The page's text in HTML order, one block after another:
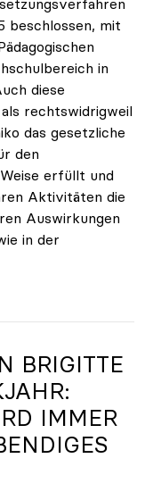
beschlossen, mit
in
diese
rechtswidrigweil
das gesetzliche
den
erfüllt und
Aktivitäten die
Auswirkungen
in der
nun doch
BRIGITTE
IMMER